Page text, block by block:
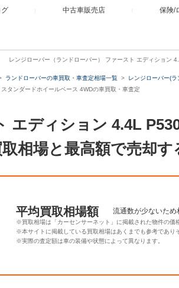
中古車販売店 保険/
レンジローバー（ランドローバー） ファースト エディション
ランドローバーの車買取・車査定相場一覧
レンジローバー(
タンダードホイールベース 4WDの車買取・車査定
エディション 4.4L
相場と最高額で売却す
平均買取相場額 流通数が少ないため
※買取相場は「カーセンサーネット」に掲載された物件の価
※本サイトに掲載している買取相場はあくまでも参考であり
※実際の査定額は車の装備や状態によって異なります。